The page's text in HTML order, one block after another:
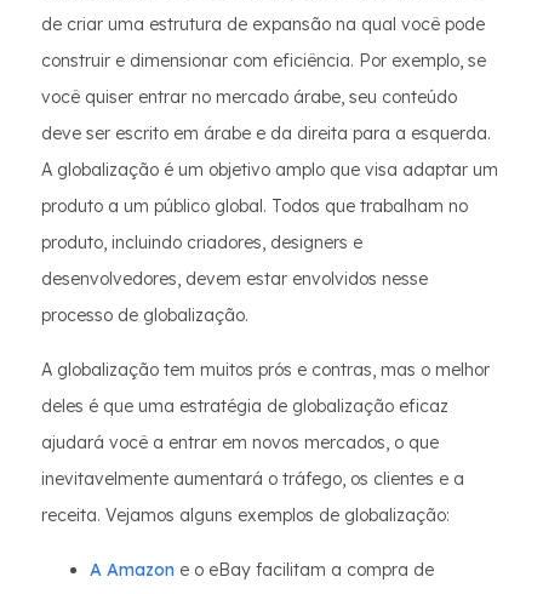
de criar uma estrutura de expansão na qual você pode
construir e dimensionar com eficiência. Por exemplo, se
você quiser entrar no mercado árabe, seu conteúdo
deve ser escrito em árabe e da direita para a esquerda.
A globalização é um objetivo amplo que visa adaptar um
produto a um público global. Todos que trabalham no
produto, incluindo criadores, designers e
desenvolvedores, devem estar envolvidos nesse
processo de globalização.
A globalização tem muitos prós e contras, mas o melhor
deles é que uma estratégia de globalização eficaz
ajudará você a entrar em novos mercados, o que
inevitavelmente aumentará o tráfego, os clientes e a
receita. Vejamos alguns exemplos de globalização:
A Amazon e o eBay facilitam a compra de